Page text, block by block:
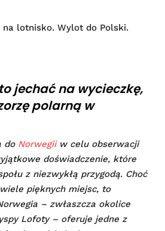
na lotnisko. Wylot do Polski.
jechać na wycieczkę,
polarną w
do Norwegiiw celu obserwacji
doświadczenie, które
z niezwykłą przygodą. Choć
pięknych miejsc, to
– zwłaszcza okolice
Lofoty – oferuje jedne z